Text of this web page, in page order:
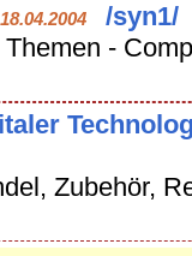
18.04.2004
/syn1/
-
Zubehör,